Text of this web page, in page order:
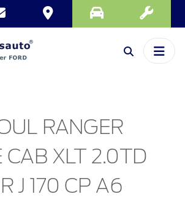
RANGER
CAB XLT 2.0TD
J 170 CP A6